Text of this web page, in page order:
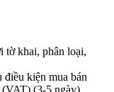
tờ khai, phân loại,
kiện mua bán